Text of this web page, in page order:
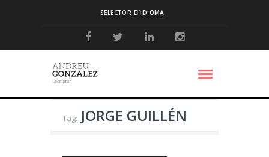
SELECTOR D’IDIOMA
Tag: JORGE GUILLÉN